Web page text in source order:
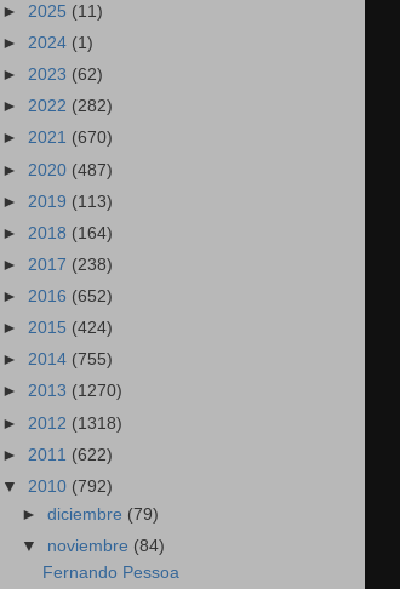
► 2025 (11)
► 2024 (1)
► 2023 (62)
► 2022 (282)
► 2021 (670)
► 2020 (487)
► 2019 (113)
► 2018 (164)
► 2017 (238)
► 2016 (652)
► 2015 (424)
► 2014 (755)
► 2013 (1270)
► 2012 (1318)
► 2011 (622)
▼ 2010 (792)
►diciembre (79)
▼ noviembre (84)
Fernando Pessoa